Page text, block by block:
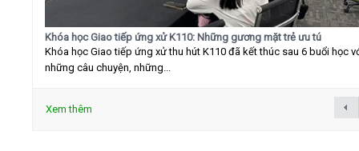
Khóa học Giao tiếp ứng xử K110: Những gương mặt trẻ ưu tú
Khóa học Giao tiếp ứng xử thu hút K110 đã kết thúc sau 6 buổi học
những câu chuyện, những...
Xem thêm